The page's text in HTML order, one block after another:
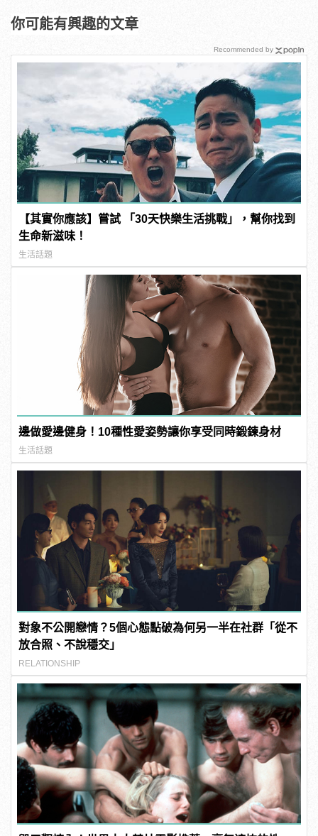
你可能有興趣的文章
【其實你應該】嘗試 「30天快樂生活挑戰」，幫你找到
生命新滋味！
生活話題
邊做愛邊健身！10種性愛姿勢讓你享受同時鍛鍊身材
生活話題
對象不公開戀情？5個心態點破為何另一半在社群「從不
放合照、不說穩交」
RELATIONSHIP
Recommended by